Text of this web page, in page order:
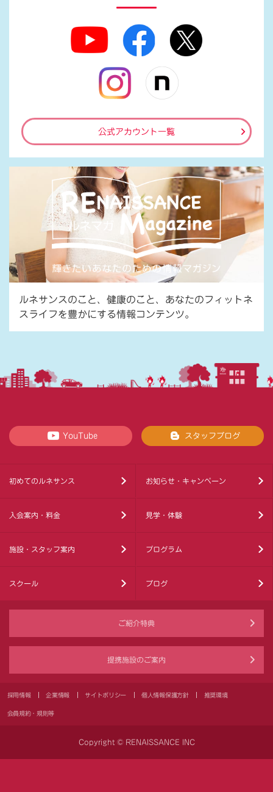
公式アカウント一覧
ルネサンスのこと、健康のこと、あなたのフィットネ
スライフを豊かにする情報コンテンツ。
YouTube スタッフブログ
初めてのルネサンス お知らせ・キャンペーン
入会案内・料金 見学・体験
施設・スタッフ案内 プログラム
スクール ブログ
ご紹介特典
提携施設のご案内
採用情報 企業情報 サイトポリシー 個人情報保護方針 推奨環境
会員規約・規則等
Copyright © RENAISSANCE INC